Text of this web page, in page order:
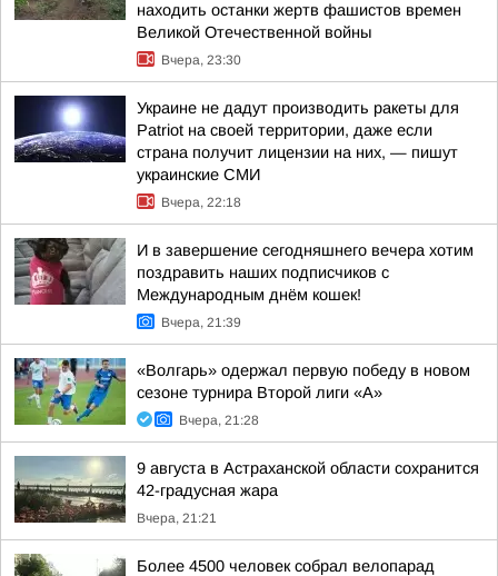
находить останки жертв фашистов времен
Великой Отечественной войны
Вчера, 23:30
Украине не дадут производить ракеты для
Patriot на своей территории, даже если
страна получит лицензии на них, — пишут
украинские СМИ
Вчера, 22:18
И в завершение сегодняшнего вечера хотим
поздравить наших подписчиков с
Международным днём кошек!
Вчера, 21:39
«Волгарь» одержал первую победу в новом
сезоне турнира Второй лиги «А»
Вчера, 21:28
9 августа в Астраханской области сохранится
42-градусная жара
Вчера, 21:21
Более 4500 человек собрал велопарад